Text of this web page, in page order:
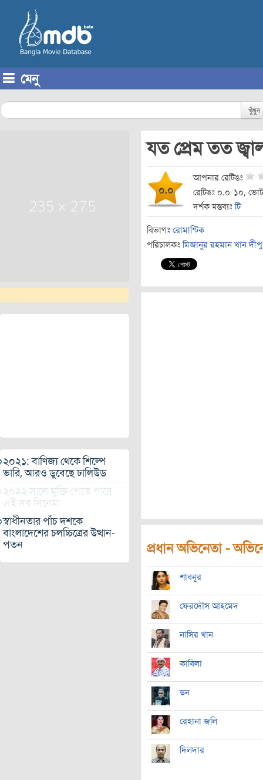
মেনু
খুঁজুন
২০২১: বাণিজ্য থেকে শিল্পে
ভারি, আরও ডুবেছে ঢালিউড
২০২২ সালে মুক্তি পেতে পারে
এই সব সিনেমা
স্বাধীনতার পাঁচ দশকে
বাংলাদেশের চলচ্চিত্রের উত্থান-
পতন
যত প্রেম তত
০.০
আপনার রেটিঙঃ
রেটিঙঃ ০.০/১০,
দর্শক মন্তব্যঃটি
বিভাগঃ রোমান্টিক
পরিচালকঃ মিজানুর রহমান খান দীপু
প্রধান অভিনেতা -
শাবনূর
ফেরদৌস আহমেদ
নাসির খান
কাবিলা
ডন
রেহানা জলি
দিলদার